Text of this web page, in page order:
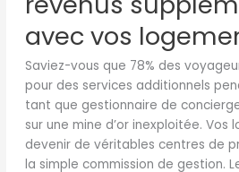
avec vos
Saviez-vous que 78% des
pour des services additionnels
tant que gestionnaire de
sur une mine d’or inexploitée. Vos
devenir de véritables centres de
la simple commission de gestion.
générer
jusqu’à
de
revenus
supplémentaires
avec
vos